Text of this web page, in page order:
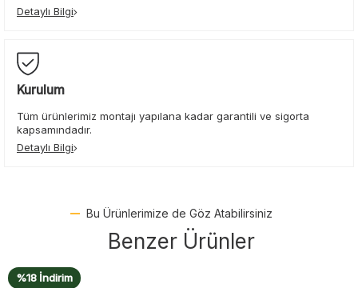
Detaylı Bilgi
Kurulum
Tüm ürünlerimiz montajı yapılana kadar garantili ve sigorta
kapsamındadır.
Detaylı Bilgi
Bu Ürünlerimize de Göz Atabilirsiniz
Benzer Ürünler
%18 İndirim